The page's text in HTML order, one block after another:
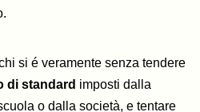
si é veramente senza tendere
di standard imposti dalla
o dalla società, e tentare